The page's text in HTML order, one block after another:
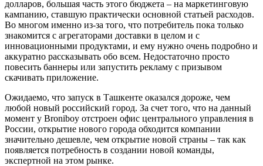
долларов, большая часть этого бюджета – на маркетинговую
кампанию, ставшую практически основной статьей расходов.
Во многом именно из-за того, что потребитель пока только
знакомится с агрегаторами доставки в целом и с
инновационными продуктами, и ему нужно очень подробно и
аккуратно рассказывать обо всем. Недостаточно просто
повесить баннеры или запустить рекламу с призывом
скачивать приложение.
Ожидаемо, что запуск в Ташкенте оказался дороже, чем
любой новый российский город. За счет того, что на данный
момент у Broniboy отстроен офис центрального управления в
России, открытие нового города обходится компании
значительно дешевле, чем открытие новой страны – так как
появляется потребность в создании новой команды,
экспертной на этом рынке.